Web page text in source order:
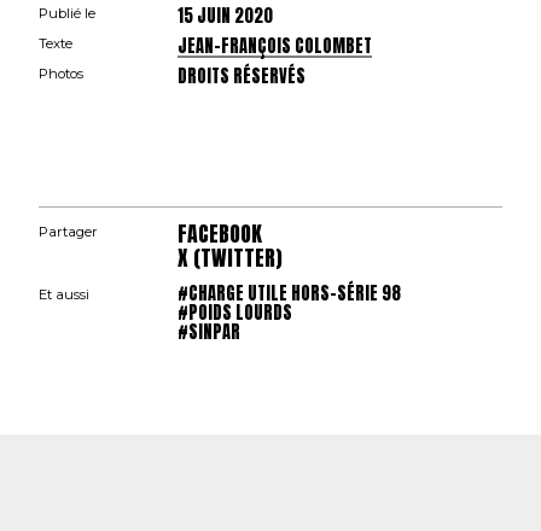
Publié le 15 JUIN 2020
Texte JEAN-FRANÇOIS COLOMBET
Photos DROITS RÉSERVÉS
Partager FACEBOOK
X (TWITTER)
Et aussi #CHARGE UTILE HORS-SÉRIE 98
#POIDS LOURDS
#SINPAR